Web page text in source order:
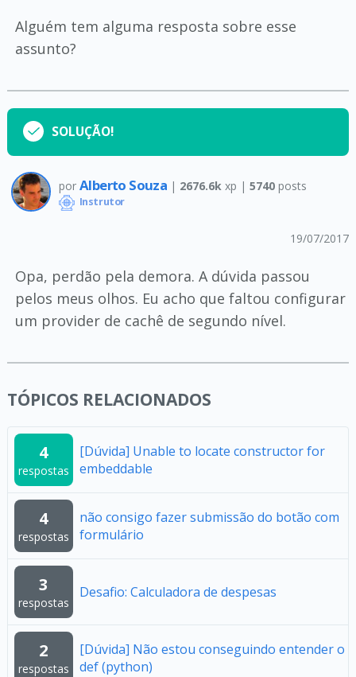
Alguém tem alguma resposta sobre esse
assunto?
SOLUÇÃO!
por Alberto Souza | 2676.6k xp | 5740posts
Instrutor
19/07/2017
Opa, perdão pela demora. A dúvida passou
pelos meus olhos. Eu acho que faltou configurar
um provider de cachê de segundo nível.
TÓPICOS RELACIONADOS
4
respostas
[Dúvida] Unable to locate constructor for
embeddable
4
respostas
não consigo fazer submissão do botão com
formulário
3
respostas
Desafio: Calculadora de despesas
2
respostas
[Dúvida] Não estou conseguindo entender o
def (python)